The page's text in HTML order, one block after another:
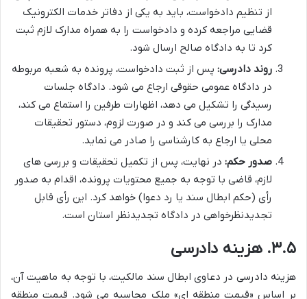
از تنظیم دادخواست، باید به یکی از دفاتر خدمات الکترونیک
قضایی مراجعه کرده و دادخواست را به همراه مدارک لازم ثبت
کرد تا به دادگاه صالح ارسال شود.
روند دادرسی: پس از ثبت دادخواست، پرونده به شعبه مربوطه
در دادگاه عمومی حقوقی ارجاع می شود. دادگاه جلسات
رسیدگی را تشکیل می دهد، اظهارات طرفین را استماع می کند،
مدارک را بررسی می کند و در صورت لزوم، دستور تحقیقات
محلی یا ارجاع به کارشناسی را صادر می نماید.
صدور حکم: در نهایت، پس از تکمیل تحقیقات و بررسی های
لازم، قاضی با توجه به جمیع محتویات پرونده، اقدام به صدور
رأی (حکم ابطال سند یا رد دعوا) خواهد کرد. این رأی قابل
تجدیدنظرخواهی در دادگاه تجدیدنظر استان است.
۳.۵. هزینه دادرسی
هزینه دادرسی در دعاوی ابطال سند مالکیت، با توجه به ماهیت آن،
بر اساس «قیمت منطقه ای» ملک محاسبه می شود. قیمت منطقه